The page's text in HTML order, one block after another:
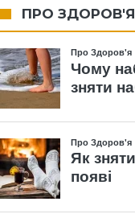
ПРО ЗДОРОВ'Я